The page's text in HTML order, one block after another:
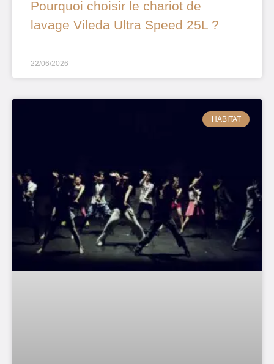
Pourquoi choisir le chariot de
lavage Vileda Ultra Speed 25L ?
22/06/2026
HABITAT